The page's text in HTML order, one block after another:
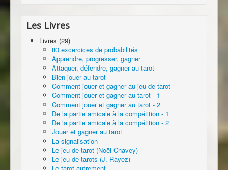
Les Livres
Livres (29)
80 excercices de probabilités
Apprendre, progresser, gagner
Attaquer, défendre, gagner au tarot
Bien jouer au tarot
Comment jouer et gagner au jeu de tarot
Comment jouer et gagner au tarot - 1
Comment jouer et gagner au tarot - 2
De la partie amicale à la compétition - 1
De la partie amicale à la compétition - 2
Jouer et gagner au tarot
La signalisation
Le jeu de tarot (Noël Chavey)
Le jeu de tarots (J. Rayez)